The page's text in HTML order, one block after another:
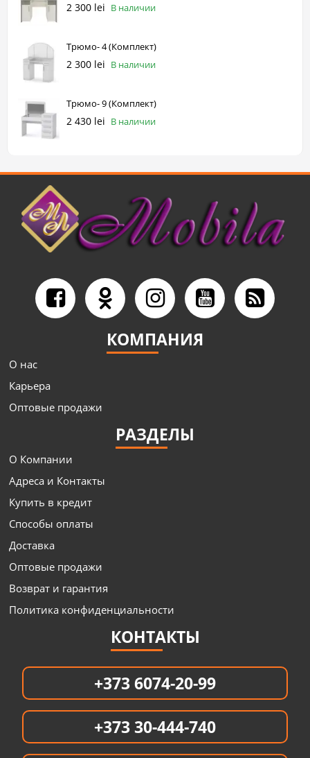
2 300 lei В наличии
Трюмо- 4 (Комплект)
2 300 lei В наличии
Трюмо- 9 (Комплект)
2 430 lei В наличии
КОМПАНИЯ
О нас
Карьера
Оптовые продажи
РАЗДЕЛЫ
О Компании
Адреса и Контакты
Купить в кредит
Способы оплаты
Доставка
Оптовые продажи
Возврат и гарантия
Политика конфиденциальности
КОНТАКТЫ
+373 6074-20-99
+373 30-444-740